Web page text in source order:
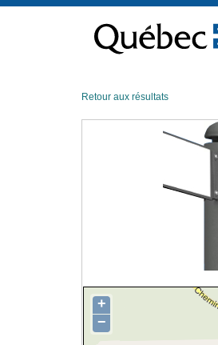
contenu
Retour aux résultats
+
−